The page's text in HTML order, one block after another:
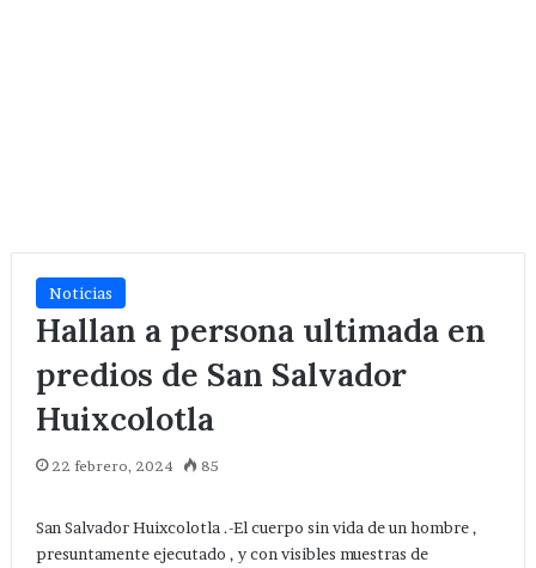
Noticias
Hallan a persona ultimada en
predios de San Salvador
Huixcolotla
22 febrero, 2024 85
San Salvador Huixcolotla .-El cuerpo sin vida de un hombre ,
presuntamente ejecutado , y con visibles muestras de